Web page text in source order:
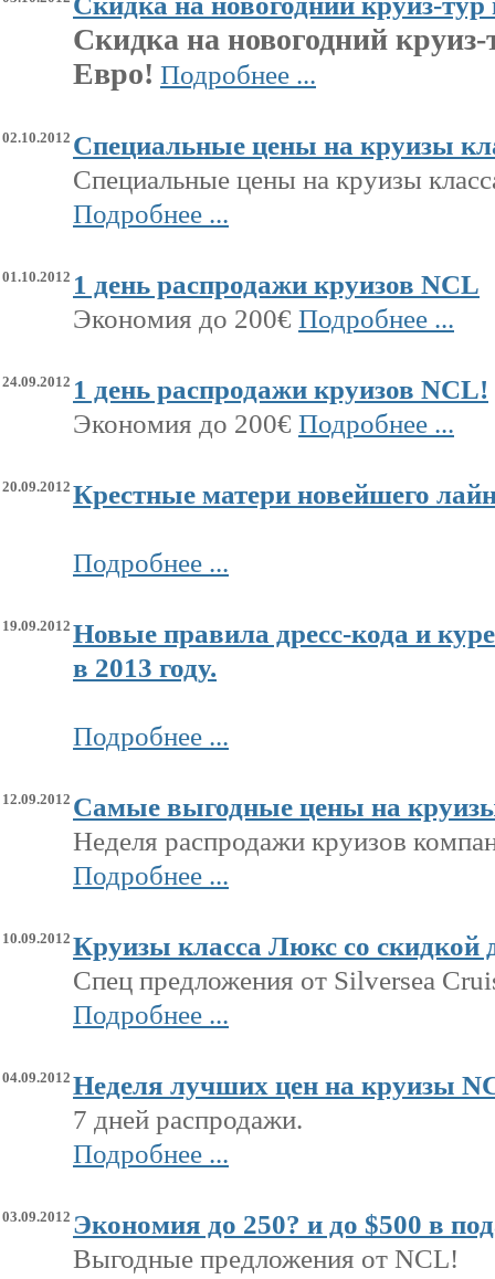
Скидка на новогодний
Евро! Подробнее ...
02.10.2012 Специальные цены на круизы
Специальные цены на круизы
Подробнее ...
01.10.2012 1 день распродажи круизов NCL
Экономия до 200€ Подробнее ...
24.09.2012 1 день распродажи круизов NCL!
Экономия до 200€ Подробнее ...
20.09.2012 Крестные матери новейшего
Подробнее ...
19.09.2012 Новые правила дресс-кода и
в 2013 году.
Подробнее ...
12.09.2012 Самые выгодные цены на
Неделя распродажи круизов
Подробнее ...
10.09.2012 Круизы класса Люкс со скидкой
Спец предложения от Silversea
Подробнее ...
04.09.2012 Неделя лучших цен на круизы
7 дней распродажи.
Подробнее ...
03.09.2012 Экономия до 250? и до $500 в
Выгодные предложения от NCL!